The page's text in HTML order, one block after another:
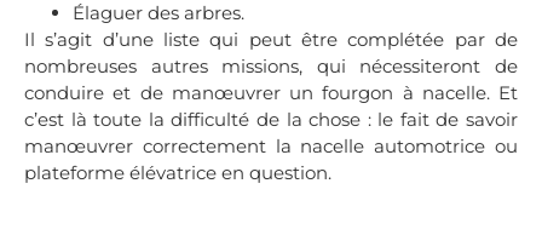
Élaguer des arbres.
Il s’agit d’une liste qui peut être complétée par de
nombreuses autres missions, qui nécessiteront de
conduire et de manœuvrer un fourgon à nacelle. Et
c’est là toute la difficulté de la chose : le fait de savoir
manœuvrer correctement la nacelle automotrice ou
plateforme élévatrice en question.